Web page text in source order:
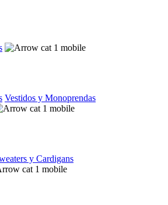
Vestidos y Monoprendas
y Cardigans